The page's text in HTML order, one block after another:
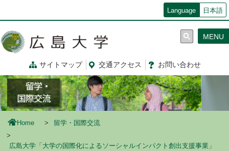
コ
ン
ツ
に
移
動
Language 日本語
サイトマップ 交通アクセス お問い合わせ
MENU
Home 留学・国際交流
広島大学「大学の国際化によるソーシャルインパクト創出支援事業」